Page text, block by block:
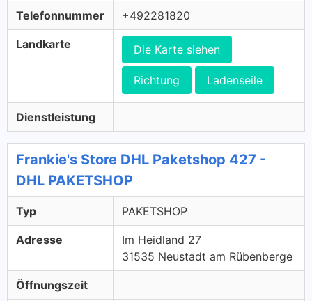
Telefonnummer +492281820
Landkarte Die Karte siehen
Richtung Ladenseile
Dienstleistung
Frankie's Store DHL Paketshop 427 -
DHL PAKETSHOP
Typ PAKETSHOP
Adresse
Im Heidland 27
31535 Neustadt am Rübenberge
Öffnungszeit